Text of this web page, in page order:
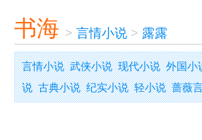
书海 > 言情小说 > 露露
言情小说 武侠小说 现代小说 外国小
说 古典小说 纪实小说 轻小说 蔷薇